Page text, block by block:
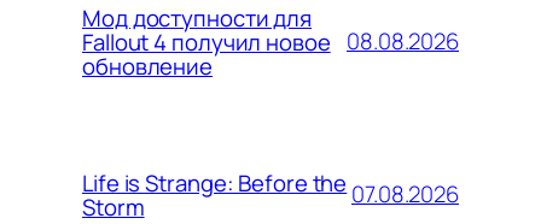
Мод доступности для
Fallout 4 получил новое
обновление
08.08.2026
Life is Strange: Before the
Storm 07.08.2026